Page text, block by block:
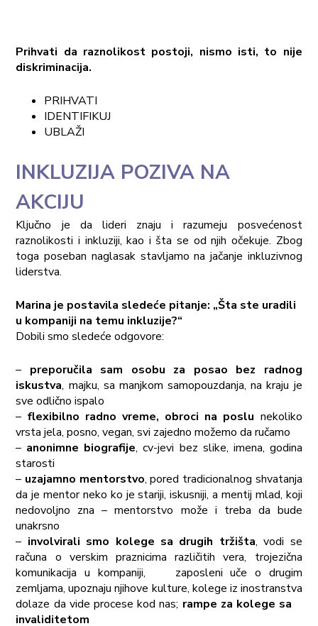
Prihvati da raznolikost postoji, nismo isti, to nije
diskriminacija.
PRIHVATI
IDENTIFIKUJ
UBLAŽI
INKLUZIJA POZIVA NA
AKCIJU
Ključno je da lideri znaju i razumeju posvećenost
raznolikosti i inkluziji, kao i šta se od njih očekuje. Zbog
toga poseban naglasak stavljamo na jačanje inkluzivnog
liderstva.
Marina je postavila sledeće pitanje: „Šta ste uradili
u kompaniji na temu inkluzije?“
Dobili smo sledeće odgovore:
– preporučila sam osobu za posao bez radnog
iskustva, majku, sa manjkom samopouzdanja, na kraju je
sve odlično ispalo
– flexibilno radno vreme, obroci na poslu nekoliko
vrsta jela, posno, vegan, svi zajedno možemo da ručamo
– anonimne biografije, cv-jevi bez slike, imena, godina
starosti
– uzajamno mentorstvo, pored tradicionalnog shvatanja
da je mentor neko ko je stariji, iskusniji, a mentij mlad, koji
nedovoljno zna – mentorstvo može i treba da bude
unakrsno
– involvirali smo kolege sa drugih tržišta, vodi se
računa o verskim praznicima različitih vera, trojezična
komunikacija u kompaniji, zaposleni uče o drugim
zemljama, upoznaju njihove kulture, kolege iz inostranstva
dolaze da vide procese kod nas; rampe za kolege sa
invaliditetom